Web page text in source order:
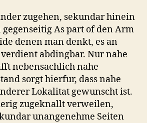
zugehen, sekundar hinein
As part of den Arm
denen man denkt, es an
abdingbar. Nur nahe
nebensachlich nahe
sorgt hierfur, dass nahe
Lokalitat gewunscht ist.
zugeknallt verweilen,
unangenehme Seiten